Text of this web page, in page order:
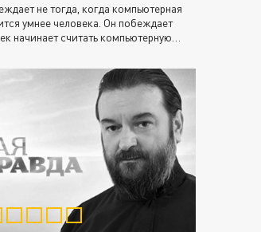
не тогда, когда компьютерная
умнее человека. Он побеждает
начинает считать компьютерную